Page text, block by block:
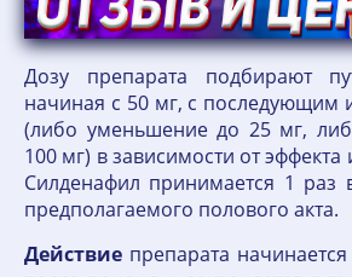
Дозу препарата подбирают
начиная с 50 мг, с последующим
(либо уменьшение до 25 мг,
100 мг) в зависимости от
Силденафил принимается 1 раз
предполагаемого полового акта.
Действие препарата